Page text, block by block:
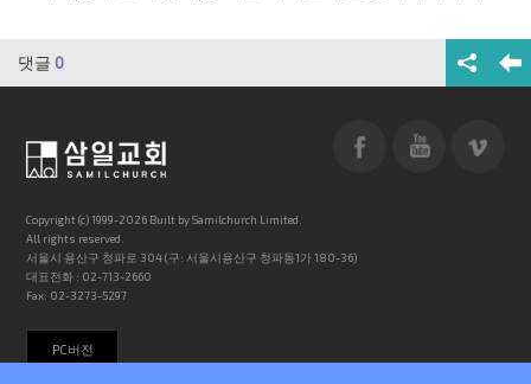
댓글 0
Copyright (c) 1999-2026 Built by Samilchurch Limited.
All rights reserved.
서울시 용산구 청파로 304 (구: 서울시용산구 청파동1가 180-36)
대표전화 : 02-713-2660
Fax: 02-3273-5297
PC버전